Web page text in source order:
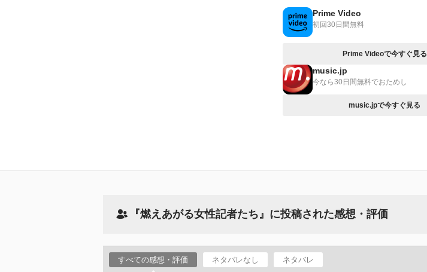
Prime Video
初回30日間無料
Prime Videoで今すぐ見る
music.jp
今なら30日間無料でおためし
music.jpで今すぐ見る
『燃えあがる女性記者たち』に投稿された感想・評価
すべての感想・評価 ネタバレなし ネタバレ